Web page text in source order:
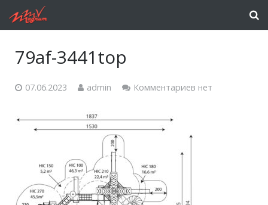
79af-3441top
07.06.2023 admin Комментариев нет